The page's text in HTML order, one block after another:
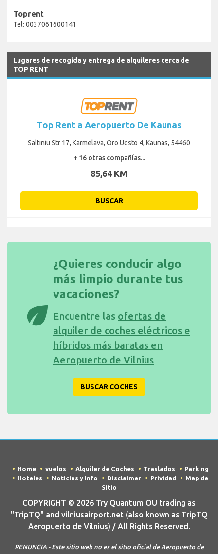
Toprent
Tel: 0037061600141
Lugares de recogida y entrega de alquileres cerca de
TOP RENT
Top Rent a Aeropuerto De Kaunas
Saltiniu Str 17, Karmelava, Oro Uosto 4, Kaunas, 54460
+ 16 otras compañías...
85,64 KM
BUSCAR
eco
¿Quieres conducir algo
más limpio durante tus
vacaciones?
Encuentre las ofertas de
alquiler de coches eléctricos e
híbridos más baratas en
Aeropuerto de Vilnius
BUSCAR COCHES
Home vuelos Alquiler de Coches Traslados
Parking
Hoteles
Noticias y Info Disclaimer Prividad
Map de
Sitio
COPYRIGHT © 2026 Try Quantum OU trading as
"TripTQ" and vilniusairport.net (also known as TripTQ
Aeropuerto de Vilnius) / All Rights Reserved.
RENUNCIA - Este sitio web no es el sitio oficial de Aeropuerto de